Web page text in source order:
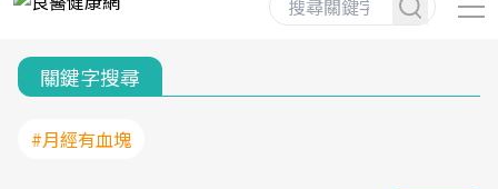
關鍵字搜尋
#月經有血塊